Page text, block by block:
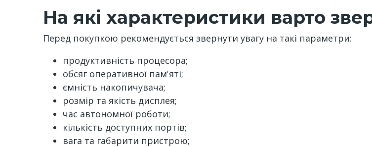
На які характеристики варто
Перед покупкою рекомендується звернути увагу на такі параметри:
продуктивність процесора;
обсяг оперативної пам'яті;
ємність накопичувача;
розмір та якість дисплея;
час автономної роботи;
кількість доступних портів;
вага та габарити пристрою;